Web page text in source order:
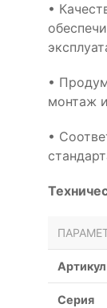
•
•
монтаж
•
Артикул
Серия